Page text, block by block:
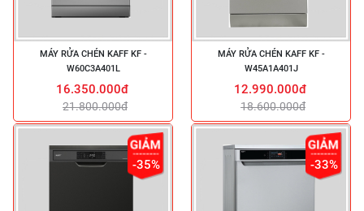
MÁY RỬA CHÉN KAFF KF -
W60C3A401L
16.350.000đ
21.800.000đ
MÁY RỬA CHÉN KAFF KF -
W45A1A401J
12.990.000đ
18.600.000đ
-35% -33%